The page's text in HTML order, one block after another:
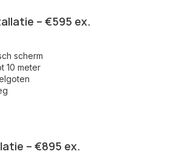
– €595 ex.
scherm
10 meter
– €895 ex.